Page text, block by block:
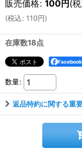
販売価格: 100円(
(税込: 110円)
在庫数18点
数量:
返品特約に関する重